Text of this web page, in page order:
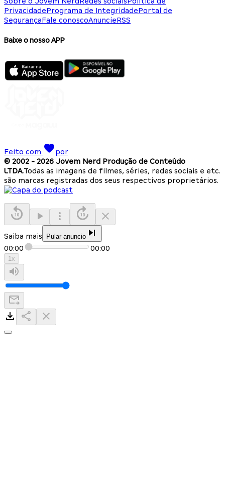
PrivacidadePrograma de IntegridadePortal de
SegurançaFale conoscoAnuncieRSS
Baixe o nosso APP
Feito com
por
© 2002 - 2026 Jovem Nerd Produção de Conteúdo
LTDA.Todas as imagens de filmes, séries, redes sociais e etc.
são marcas registradas dos seus respectivos proprietários.
Saiba mais Pular anuncio
00:00 00:00
1x